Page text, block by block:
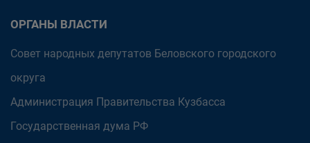
ОРГАНЫ ВЛАСТИ
Совет народных депутатов Беловского городского
округа
Администрация Правительства Кузбасса
Государственная дума РФ